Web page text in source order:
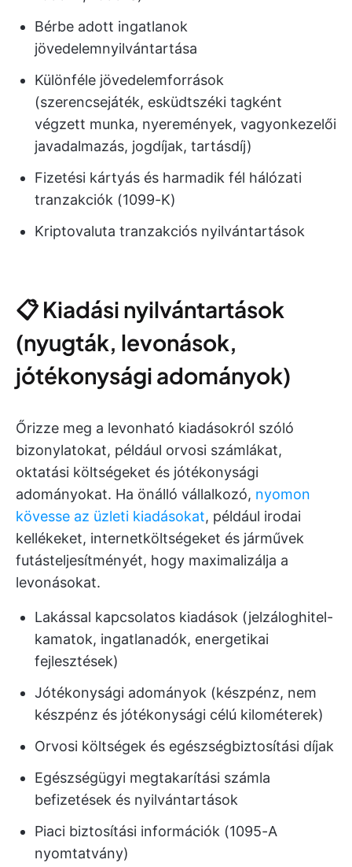
Bérbe adott ingatlanok
jövedelemnyilvántartása
Különféle jövedelemforrások
(szerencsejáték, esküdtszéki tagként
végzett munka, nyeremények, vagyonkezelői
javadalmazás, jogdíjak, tartásdíj)
Fizetési kártyás és harmadik fél hálózati
tranzakciók (1099-K)
Kriptovaluta tranzakciós nyilvántartások
📋 Kiadási nyilvántartások
(nyugták, levonások,
jótékonysági adományok)
Őrizze meg a levonható kiadásokról szóló
bizonylatokat, például orvosi számlákat,
oktatási költségeket és jótékonysági
adományokat. Ha önálló vállalkozó, nyomon
kövesse az üzleti kiadásokat, például irodai
kellékeket, internetköltségeket és járművek
futásteljesítményét, hogy maximalizálja a
levonásokat.
Lakással kapcsolatos kiadások (jelzáloghitel-
kamatok, ingatlanadók, energetikai
fejlesztések)
Jótékonysági adományok (készpénz, nem
készpénz és jótékonysági célú kilométerek)
Orvosi költségek és egészségbiztosítási díjak
Egészségügyi megtakarítási számla
befizetések és nyilvántartások
Piaci biztosítási információk (1095-A
nyomtatvány)